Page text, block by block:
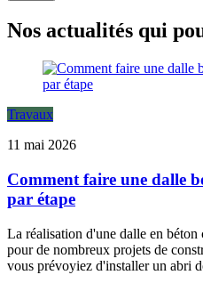
Nos actualités qui
Travaux
11 mai 2026
Comment faire une dalle
par étape
La réalisation d'une dalle en béton
pour de nombreux projets de
vous prévoyiez d'installer un abri